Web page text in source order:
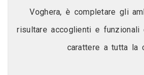
Voghera, è completare gli
risultare accoglienti e funzionali
carattere a tutta la